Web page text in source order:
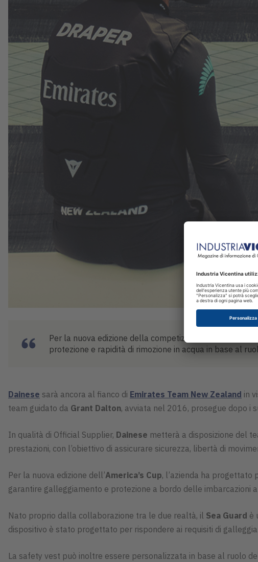
Per la nuova edizione della competizione, il gruppo
protezione e rapidità di rimozione in acqua in base al
Dainese sarà ancora al fianco di Emirates Team New Zealand in
team guidato da Grant Dalton, avviata nel 2016, prosegue dopo i
In qualità di Official Supplier, Dainese metterà a disposizione del
prestazioni, con l’obiettivo di assicurare sicurezza, libertà di
Per la nuova edizione dell’America’s Cup, l’azienda ha progettato
garantire galleggiamento e protezione a bordo delle imbarcazioni
Nato proprio dalla collaborazione tra le due realtà, il Sea Guard è
dispositivo è stato progettato per rispondere ai requisiti di
La safety vest può inoltre essere personalizzata in base al ruolo